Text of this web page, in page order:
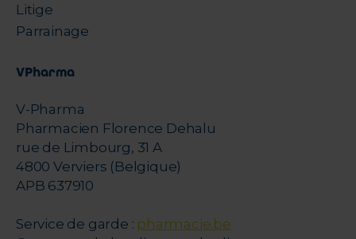
Litige
Parrainage
VPharma
V-Pharma
Pharmacien Florence Dehalu
rue de Limbourg, 31 A
4800 Verviers (Belgique)
APB 637910
Service de garde : pharmacie.be